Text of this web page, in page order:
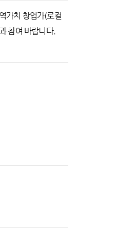
가치 창업가(로컬
참여 바랍니다.